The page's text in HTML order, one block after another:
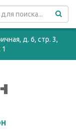
д. 6, стр. 3,